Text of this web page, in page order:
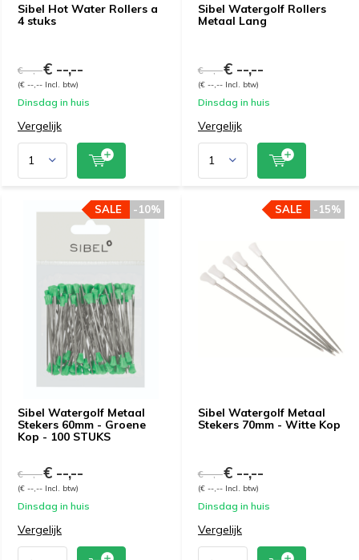
Sibel Hot Water Rollers a
4 stuks
€ --,--€ --,--
(€ --,-- Incl. btw)
Dinsdag in huis
Vergelijk
Sibel Watergolf Rollers
Metaal Lang
€ --,--€ --,--
(€ --,-- Incl. btw)
Dinsdag in huis
Vergelijk
Sibel Watergolf Metaal
Stekers 60mm - Groene
Kop - 100 STUKS
-10%
SALE
€ --,--€ --,--
(€ --,-- Incl. btw)
Dinsdag in huis
Vergelijk
Sibel Watergolf Metaal
Stekers 70mm - Witte Kop
-15%
SALE
€ --,--€ --,--
(€ --,-- Incl. btw)
Dinsdag in huis
Vergelijk